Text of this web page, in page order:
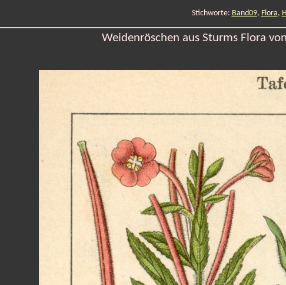
Stichworte: Band09, Flora,
Weidenröschen aus Sturms Flora